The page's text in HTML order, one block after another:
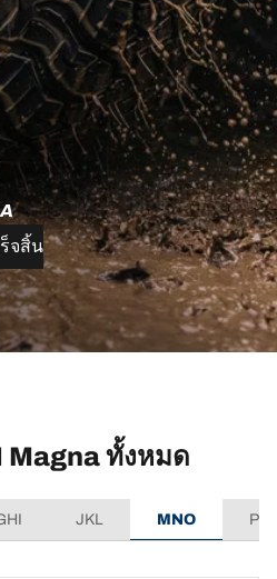
จสิ้น
Magna ทั้งหมด
JKL MNO